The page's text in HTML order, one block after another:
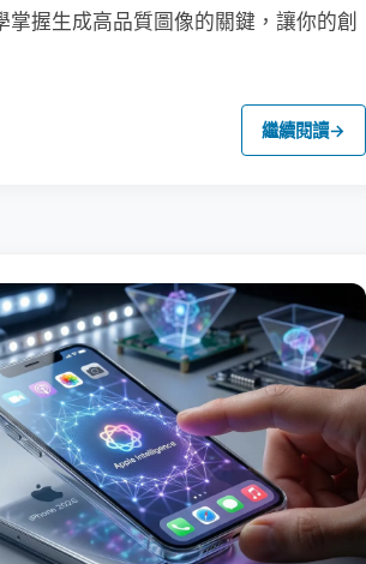
掌握生成高品質圖像的關鍵，讓你的創
繼續閱讀→